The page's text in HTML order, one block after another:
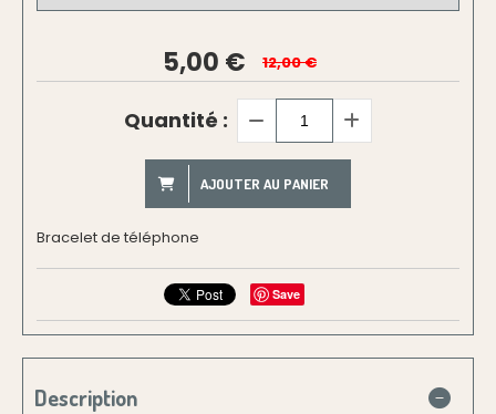
5,00 € 12,00 €
Quantité :
AJOUTER AU PANIER
Bracelet de téléphone
Save
Description